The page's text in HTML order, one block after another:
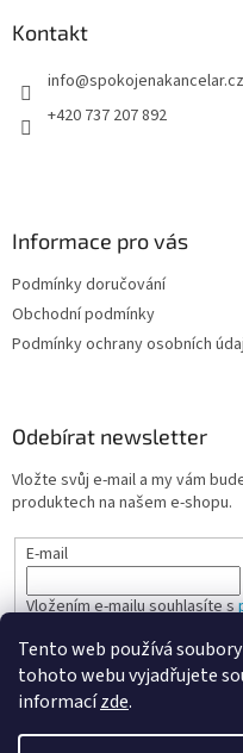
Tento web používá
tohoto webu vyjadřujete
informacízde.
Kontakt
info@spokojenakancelar.cz
+420 737 207 892
Informace pro vás
Podmínky doručování
Obchodní podmínky
Podmínky ochrany osobních
Odebírat newsletter
Vložte svůj e-mail a my vám
produktech na našem e-shopu.
E-mail
Vložením e-mailu souhlasíte s
PŘIHLÁSIT SE